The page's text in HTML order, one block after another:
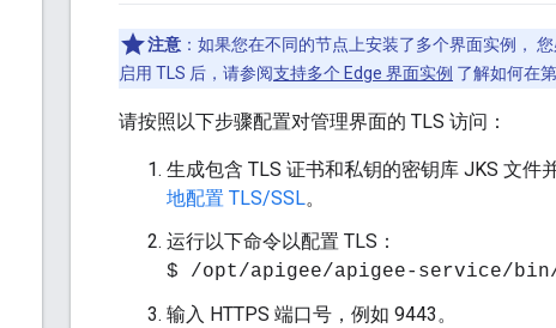
注意 ：如果您在不同的节点上安装了多个界面实例，
启用 TLS 后，请参阅支持多个 Edge 界面实例 了解如何在
请按照以下步骤配置对管理界面的 TLS 访问：
生成包含 TLS 证书和私钥的密钥库 JKS 文件
地配置 TLS/SSL。
运行以下命令以配置 TLS：
$ /opt/apigee/apigee-service/
输入 HTTPS 端口号，例如 9443。